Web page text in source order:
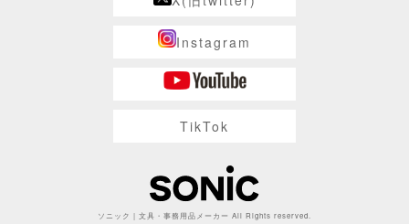
Instagram
TikTok
ソニック | 文具・事務用品メーカー All Rights reserved.